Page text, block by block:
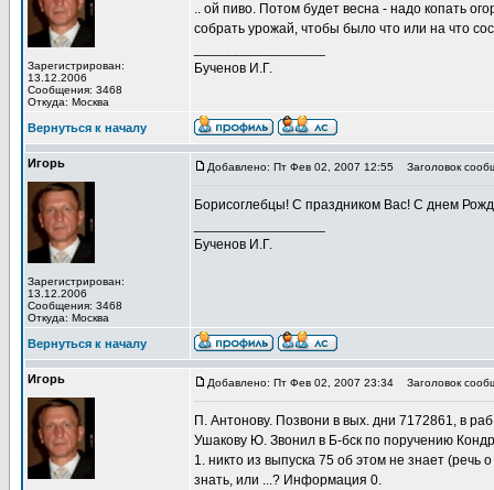
Зарегистрирован:
13.12.2006
Сообщения: 3468
Откуда: Москва
.. ой пиво. Потом будет весна - надо копать
собрать урожай, чтобы было что или на что
Бученов И.Г.
Вернуться к началу
Игорь
Зарегистрирован:
13.12.2006
Сообщения: 3468
Откуда: Москва
Добавлено: Пт Фев 02, 2007 12:55 Заголовок
Борисоглебцы! С праздником Вас! С днем
Бученов И.Г.
Вернуться к началу
Игорь Добавлено: Пт Фев 02, 2007 23:34 Заголовок
П. Антонову. Позвони в вых. дни 7172861, в
Ушакову Ю. Звонил в Б-бск по поручению
1. никто из выпуска 75 об этом не знает (речь
знать, или ...? Информация 0.